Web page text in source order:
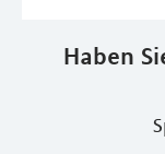
Haben